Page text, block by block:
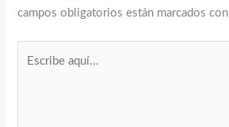
campos obligatorios están marcados con